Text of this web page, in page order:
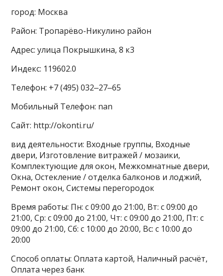
город: Москва
Район: Тропарёво-Никулино район
Адрес: улица Покрышкина, 8 к3
Индекс: 119602.0
Телефон: +7 (495) 032‒27‒65
Мобильный Телефон: nan
Сайт: http://okonti.ru/
вид деятельности: Входные группы, Входные
двери, Изготовление витражей / мозаики,
Комплектующие для окон, Межкомнатные двери,
Окна, Остекление / отделка балконов и лоджий,
Ремонт окон, Системы перегородок
Время работы: Пн: с 09:00 до 21:00, Вт: с 09:00 до
21:00, Ср: с 09:00 до 21:00, Чт: с 09:00 до 21:00, Пт: с
09:00 до 21:00, Сб: с 10:00 до 20:00, Вс: с 10:00 до
20:00
Способ оплаты: Оплата картой, Наличный расчёт,
Оплата через банк